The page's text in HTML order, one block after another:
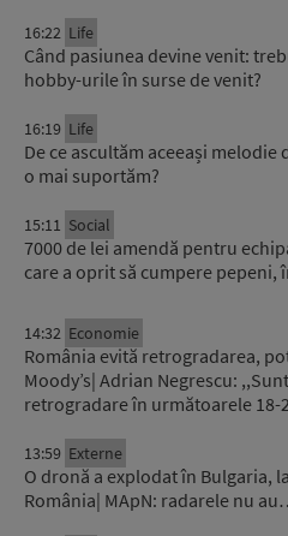
16:22 Life
Când pasiunea devine venit:
hobby-urile în surse de venit?
16:19 Life
De ce ascultăm aceeași melodie
o mai suportăm?
15:11 Social
7000 de lei amendă pentru
care a oprit să cumpere
14:32 Economie
România evită retrogradarea,
Moody’s| Adrian Negrescu:
retrogradare în următoarele
13:59 Externe
O dronă a explodat în Bulgaria,
România| MApN: radarele nu